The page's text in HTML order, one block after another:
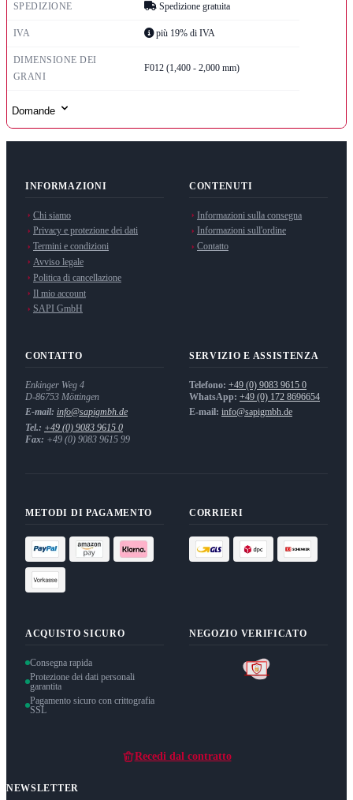
SPEDIZIONE Spedizione gratuita
IVA più 19% di IVA
DIMENSIONE DEI
GRANI
F012 (1,400 - 2,000 mm)
Domande
INFORMAZIONI
Chi siamo
Privacy e protezione dei dati
Termini e condizioni
Avviso legale
Politica di cancellazione
Il mio account
SAPI GmbH
CONTENUTI
Informazioni sulla consegna
Informazioni sull'ordine
Contatto
CONTATTO
Enkinger Weg 4
D-86753 Möttingen
E-mail: info@sapigmbh.de
Tel.: +49 (0) 9083 9615 0
Fax: +49 (0) 9083 9615 99
SERVIZIO E ASSISTENZA
Telefono: +49 (0) 9083 9615 0
WhatsApp: +49 (0) 172 8696654
E-mail: info@sapigmbh.de
METODI DI PAGAMENTO CORRIERI
ACQUISTO SICURO
Consegna rapida
Protezione dei dati personali
garantita
Pagamento sicuro con crittografia
SSL
NEGOZIO VERIFICATO
Recedi dal contratto
NEWSLETTER